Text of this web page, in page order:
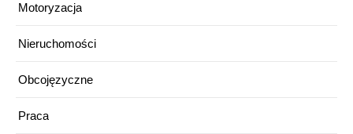
Motoryzacja
Nieruchomości
Obcojęzyczne
Praca